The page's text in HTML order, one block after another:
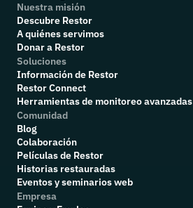
Nuestra misión
Descubre Restor
A quiénes servimos
Donar a Restor
Soluciones
Información de Restor
Restor Connect
Herramientas de monitoreo avanzadas
Comunidad
Blog
Colaboración
Películas de Restor
Historias restauradas
Eventos y seminarios web
Empresa